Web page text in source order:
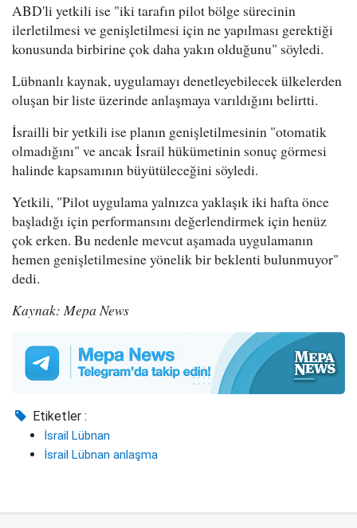
ABD'li yetkili ise "iki tarafın pilot bölge sürecinin
ilerletilmesi ve genişletilmesi için ne yapılması gerektiği
konusunda birbirine çok daha yakın olduğunu" söyledi.
Lübnanlı kaynak, uygulamayı denetleyebilecek ülkelerden
oluşan bir liste üzerinde anlaşmaya varıldığını belirtti.
İsrailli bir yetkili ise planın genişletilmesinin "otomatik
olmadığını" ve ancak İsrail hükümetinin sonuç görmesi
halinde kapsamının büyütüleceğini söyledi.
Yetkili, "Pilot uygulama yalnızca yaklaşık iki hafta önce
başladığı için performansını değerlendirmek için henüz
çok erken. Bu nedenle mevcut aşamada uygulamanın
hemen genişletilmesine yönelik bir beklenti bulunmuyor"
dedi.
Kaynak: Mepa News
Etiketler :
İsrail Lübnan
İsrail Lübnan anlaşma